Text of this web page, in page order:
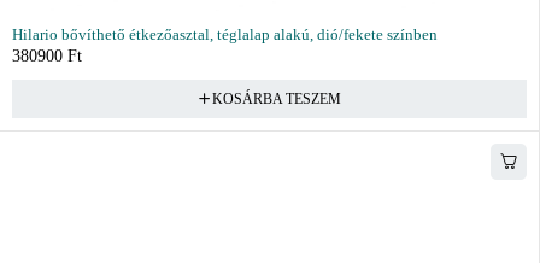
Hilario bővíthető étkezőasztal, téglalap alakú, dió/fekete színben
380900 Ft
KOSÁRBA TESZEM